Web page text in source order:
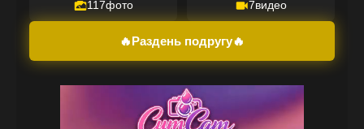
117фото 7видео
🔥Раздень подругу🔥